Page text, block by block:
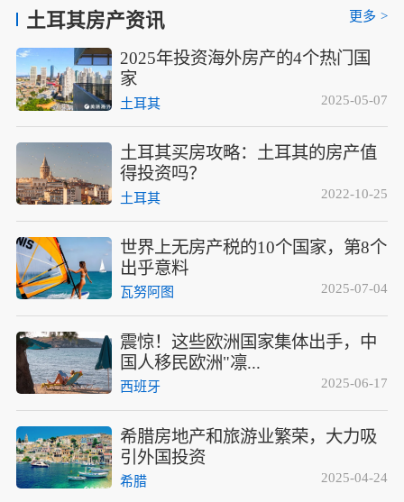
土耳其房产资讯 更多 >
2025年投资海外房产的4个热门国
家
2025-05-07
土耳其
土耳其买房攻略：土耳其的房产值
得投资吗？
2022-10-25
土耳其
世界上无房产税的10个国家，第8个
出乎意料
2025-07-04
瓦努阿图
震惊！这些欧洲国家集体出手，中
国人移民欧洲"凛...
2025-06-17
西班牙
希腊房地产和旅游业繁荣，大力吸
引外国投资
2025-04-24
希腊